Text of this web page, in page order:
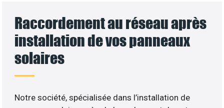
Raccordement au réseau après
installation de vos panneaux
solaires
Notre société, spécialisée dans l’installation de